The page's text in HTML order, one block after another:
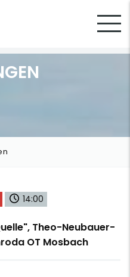
14:00
Theo-Neubauer-
OT Mosbach